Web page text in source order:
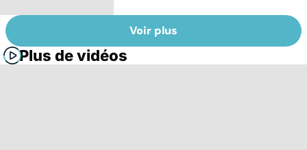
Voir plus
Plus de vidéos